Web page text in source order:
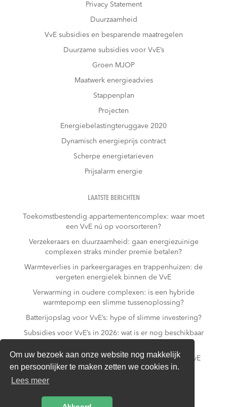
Om uw bezoek aan onze website nog makkelijk
en persoonlijker te maken zetten we cookies in.
Lees meer
Privacy Statement
Duurzaamheid
VvE subsidies en besparende maatregelen
Duurzame subsidies voor VvE’s
Groen MJOP
Maatwerk energieadvies
Stappenplan
Projecten
Energiebelastingteruggave 2020
Dynamisch energieprijs contract
Scherpe energietarieven
Prijsalarm energie
LAATSTE BERICHTEN
Toekomstbestendig appartementencomplex: waar moet
een VvE nú op voorsorteren?
Verzekeraars en duurzaamheid: gaan energiezuinige
complexen straks minder premie betalen?
Warmteverlies in parkeergarages en trappenhuizen: de
vergeten energielek binnen de VvE
Verwarming in oudere complexen: is een hybride
warmtepomp een slimme tussenoplossing?
Batterijopslag voor VvE’s: hype of slimme investering?
Subsidies voor VvE’s in 2026: wat is er nog beschikbaar
Slim laden in parkeergarages: hoe voorkomt een VvE
overbelasting van de installatie?
Van gas naar all-electric: is dat realistisch voor een